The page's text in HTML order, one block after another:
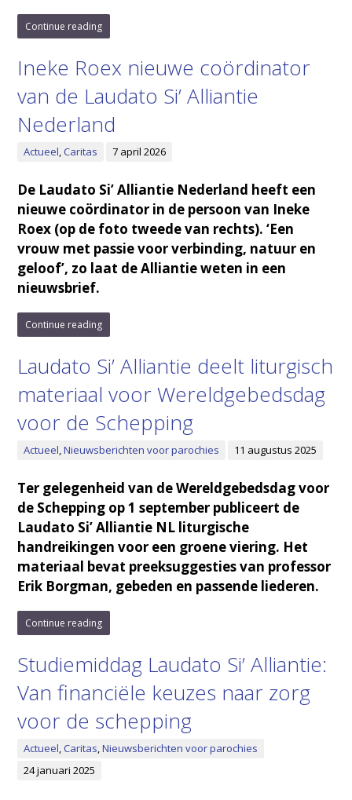
Continue reading
Ineke Roex nieuwe coördinator
van de Laudato Si’ Alliantie
Nederland
Actueel,Caritas 7 april 2026
De Laudato Si’ Alliantie Nederland heeft een
nieuwe coördinator in de persoon van Ineke
Roex (op de foto tweede van rechts). ‘Een
vrouw met passie voor verbinding, natuur en
geloof’, zo laat de Alliantie weten in een
nieuwsbrief.
Continue reading
Laudato Si’ Alliantie deelt liturgisch
materiaal voor Wereldgebedsdag
voor de Schepping
Actueel,Nieuwsberichten voor parochies 11 augustus 2025
Ter gelegenheid van de Wereldgebedsdag voor
de Schepping op 1 september publiceert de
Laudato Si’ Alliantie NL liturgische
handreikingen voor een groene viering. Het
materiaal bevat preeksuggesties van professor
Erik Borgman, gebeden en passende liederen.
Continue reading
Studiemiddag Laudato Si’ Alliantie:
Van financiële keuzes naar zorg
voor de schepping
Actueel,Caritas,Nieuwsberichten voor parochies
24 januari 2025